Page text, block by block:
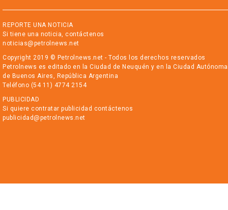
REPORTE UNA NOTICIA
Si tiene una noticia, contáctenos
noticias@petrolnews.net
Copyright 2019 © Petrolnews.net - Todos los derechos reservados
Petrolnews es editado en la Ciudad de Neuquén y en la Ciudad Autónoma
de Buenos Aires, República Argentina
Teléfono (54 11) 4774 2154
PUBLICIDAD
Si quiere contratar publicidad contáctenos
publicidad@petrolnews.net